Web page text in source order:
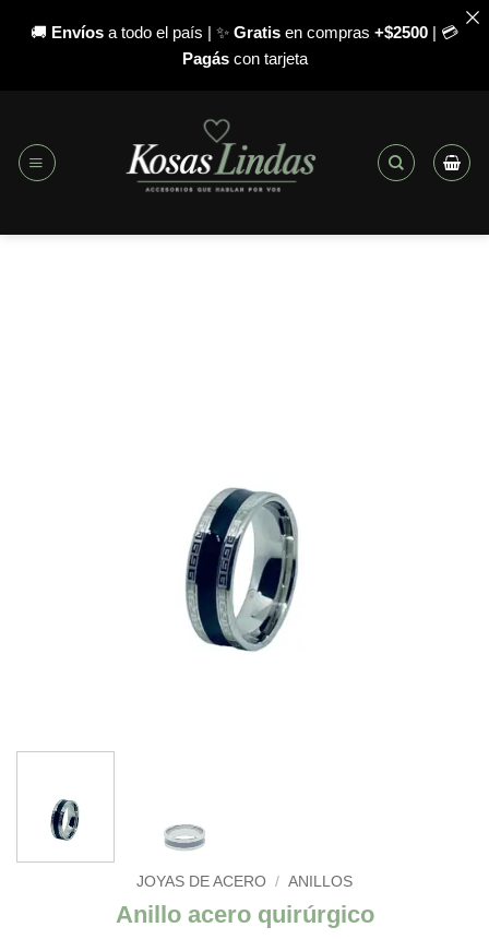
🚚 Envíos a todo el país | ✨ Gratis en compras +$2500 | 💳
Pagáscon tarjeta
contenido
JOYAS DE ACERO / ANILLOS
Anillo acero quirúrgico